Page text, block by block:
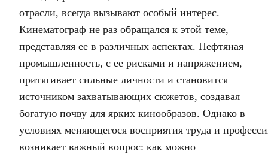
отрасли, всегда вызывают особый интерес.
Кинематограф не раз обращался к этой теме,
представляя ее в различных аспектах. Нефтяная
промышленность, с ее рисками и напряжением,
притягивает сильные личности и становится
источником захватывающих сюжетов, создавая
богатую почву для ярких кинообразов. Однако в
условиях меняющегося восприятия труда и
возникает важный вопрос: как можно